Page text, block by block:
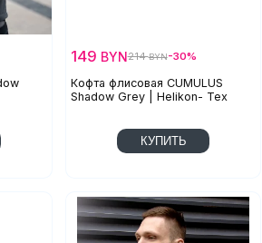
Кофта флисовая CUMULUS
Shadow Grey | Helikon- Tex
149 BYN214BYN-30%
КУПИТЬ